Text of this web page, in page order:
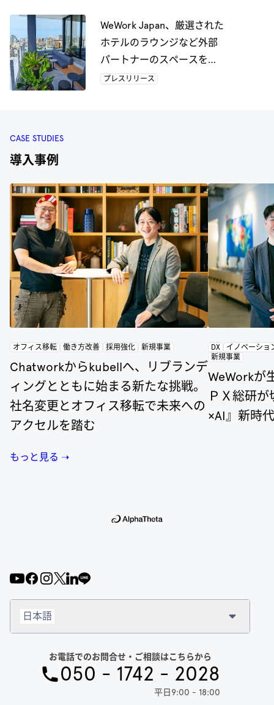
WeWork Japan、厳選された
ホテルのラウンジなど外部
パートナーのスペースをコ
ワーキングスペースとして
プレスリリース
CASE STUDIES
導入事例
オフィス移転 働き方改善 採用強化 新規事業
Chatworkからkubellへ、リブランデ
ィングとともに始まる新たな挑戦。
社名変更とオフィス移転で未来への
アクセルを踏む
DX
イノベーショ
新規事業
WeWorkが
ＰＸ総研
×AI』新時代
もっと見る ➝
お電話でのお問合せ・ご相談はこちらから
050 - 1742 - 2028
平日9:00 - 18:00
日本語